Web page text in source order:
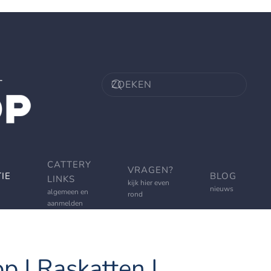
CATTERY
LINKS
algemeen en
aanmelden
VRAGEN?
kijk hier even
rond
BLOG
nieuws